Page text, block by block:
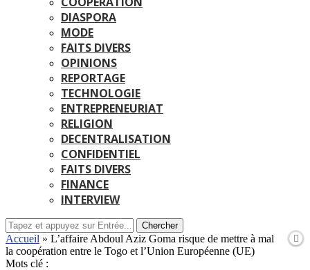
DIASPORA
MODE
FAITS DIVERS
OPINIONS
REPORTAGE
TECHNOLOGIE
ENTREPRENEURIAT
RELIGION
DECENTRALISATION
CONFIDENTIEL
FAITS DIVERS
FINANCE
INTERVIEW
Chercher
Accueil » L’affaire Abdoul Aziz Goma risque de mettre à mal
la coopération entre le Togo et l’Union Européenne (UE)
Mots clé :